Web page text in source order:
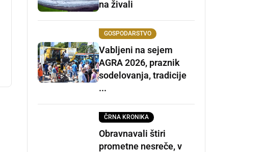
na živali
GOSPODARSTVO
Vabljeni na sejem
AGRA 2026, praznik
sodelovanja, tradicije
...
ČRNA KRONIKA
Obravnavali štiri
prometne nesreče, v